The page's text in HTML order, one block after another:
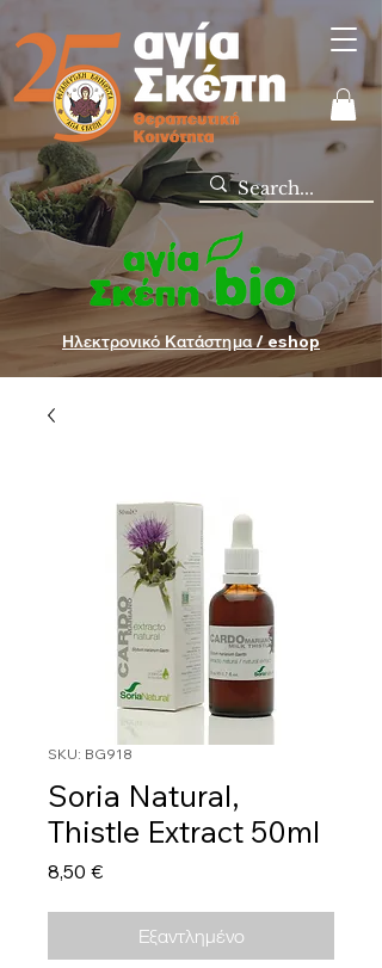
Ηλεκτρονικό Κατάστημα / eshop
SKU: BG918
Soria Natural,
Thistle Extract 50ml
8,50 €Τιμή
Εξαντλημένο